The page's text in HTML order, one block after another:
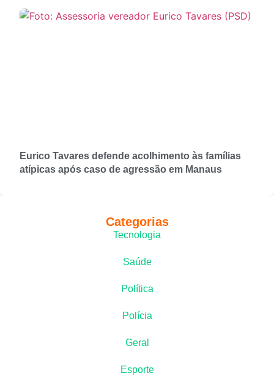
Eurico Tavares defende acolhimento às famílias
atípicas após caso de agressão em Manaus
Categorias
Tecnologia
Saúde
Política
Polícia
Geral
Esporte